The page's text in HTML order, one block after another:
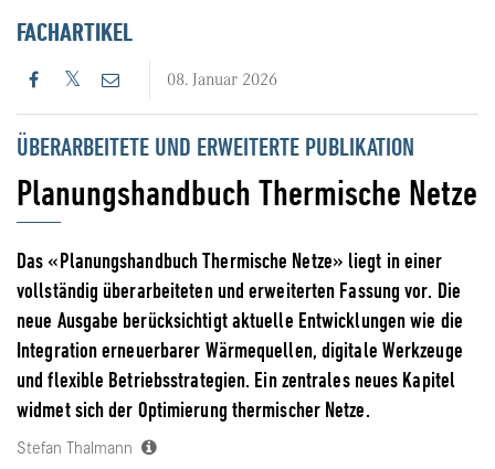
FACHARTIKEL
08. Januar 2026
ÜBERARBEITETE UND ERWEITERTE PUBLIKATION
Planungshandbuch Thermische Netze
Das «Planungshandbuch Thermische Netze» liegt in einer
vollständig überarbeiteten und erweiterten Fassung vor. Die
neue Ausgabe berücksichtigt aktuelle Entwicklungen wie die
Integration erneuerbarer Wärmequellen, digitale Werkzeuge
und flexible Betriebsstrategien. Ein zentrales neues Kapitel
widmet sich der Optimierung thermischer Netze.
Stefan Thalmann